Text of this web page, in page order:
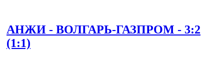
АНЖИ - ВОЛГАРЬ-ГАЗПРОМ - 3:2
(1:1)